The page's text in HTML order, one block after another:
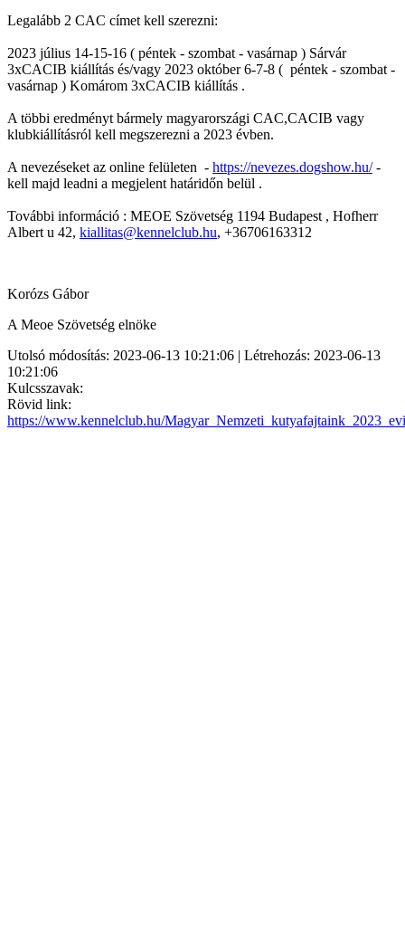
Legalább 2 CAC címet kell szerezni:
2023 július 14-15-16 ( péntek - szombat - vasárnap ) Sárvár
3xCACIB kiállítás és/vagy 2023 október 6-7-8 ( péntek - szombat -
vasárnap ) Komárom 3xCACIB kiállítás .
A többi eredményt bármely magyarországi CAC,CACIB vagy
klubkiállításról kell megszerezni a 2023 évben.
A nevezéseket az online felületen - https://nevezes.dogshow.hu/-
kell majd leadni a megjelent határidőn belül .
További információ : MEOE Szövetség 1194 Budapest , Hofherr
Albert u 42, kiallitas@kennelclub.hu, +36706163312
Korózs Gábor
A Meoe Szövetség elnöke
Utolsó módosítás: 2023-06-13 10:21:06 | Létrehozás: 2023-06-13
10:21:06
Kulcsszavak:
Rövid link:
https://www.kennelclub.hu/